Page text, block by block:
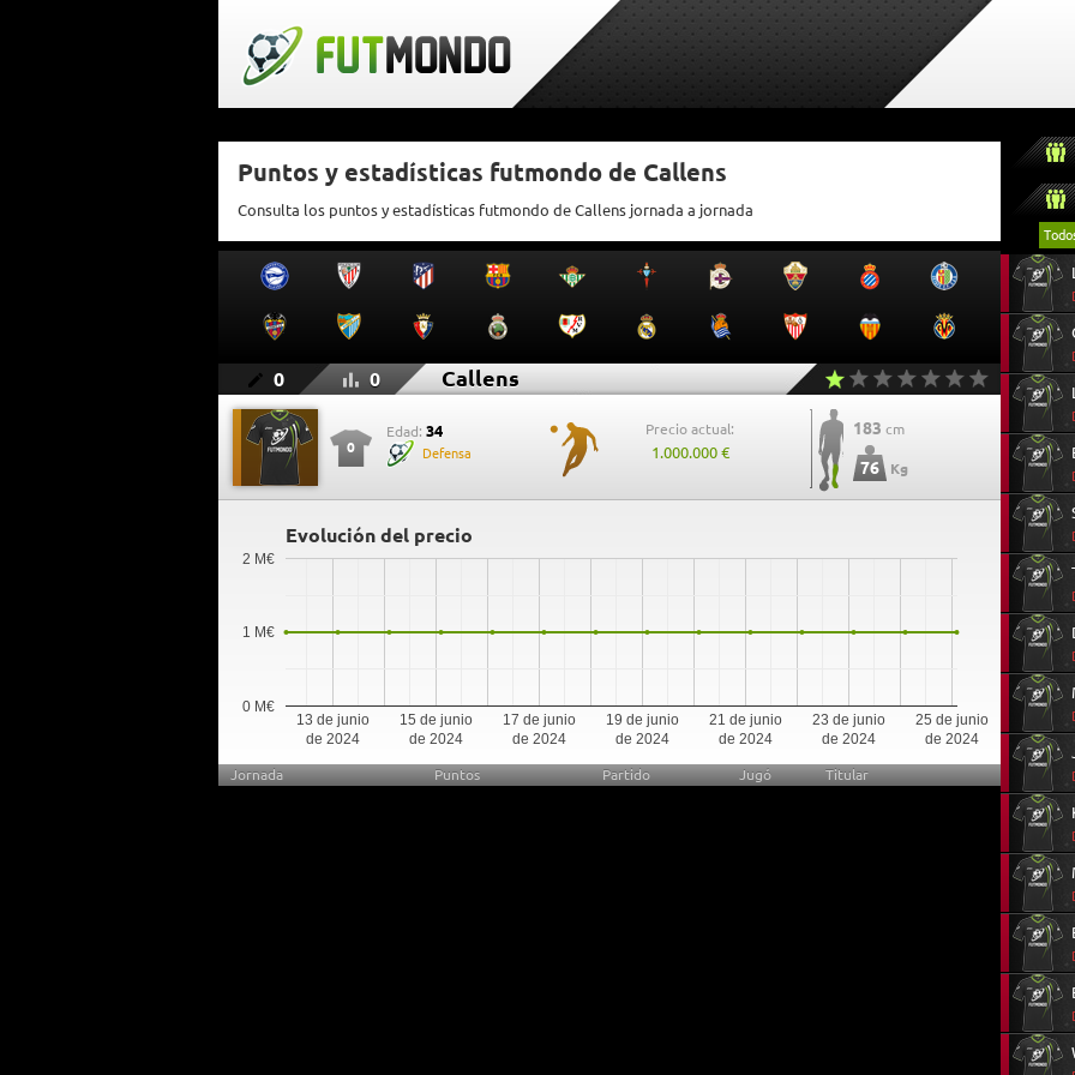
Puntos y estadísticas futmondo de Callens
Consulta los puntos y estadísticas futmondo de Callens jornada a jornada
0 0 Callens
0
Edad: 34
Defensa
Precio actual:
1.000.000 €
183 cm
76 Kg
Evolución del precio
13 de junio
de 2024
15 de junio
de 2024
17 de junio
de 2024
19 de junio
de 2024
21 de junio
de 2024
23 de junio
de 2024
25 de junio
de 2024
0 M€
1 M€
2 M€
Jornada Puntos Partido Jugó Titular